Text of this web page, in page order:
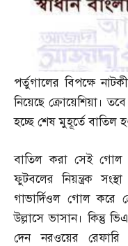
পর্তুগালের বিপক্ষে
নিয়েছে ক্রোয়েশিয়া।
হচ্ছে শেষ মুহূর্তে বাতিল
বাতিল করা সেই গোল
ফুটবলের নিয়ন্ত্রক
গাভার্দিওল গোল করে
উল্লাসে ভাসান। কিন্তু
দেন নরওয়ের রেফারি